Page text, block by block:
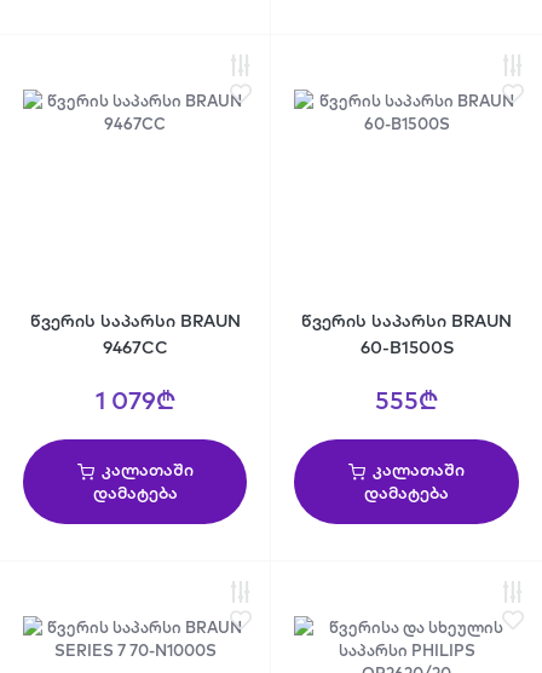
წვერის საპარსი BRAUN
9467CC
1 079₾
კალათაში
დამატება
წვერის საპარსი BRAUN
60-B1500S
555₾
კალათაში
დამატება